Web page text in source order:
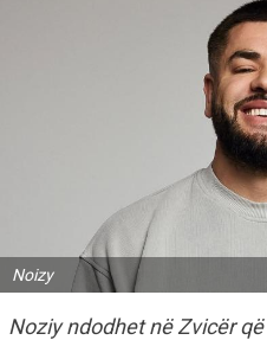
Noizy
Noziy ndodhet në Zvicër